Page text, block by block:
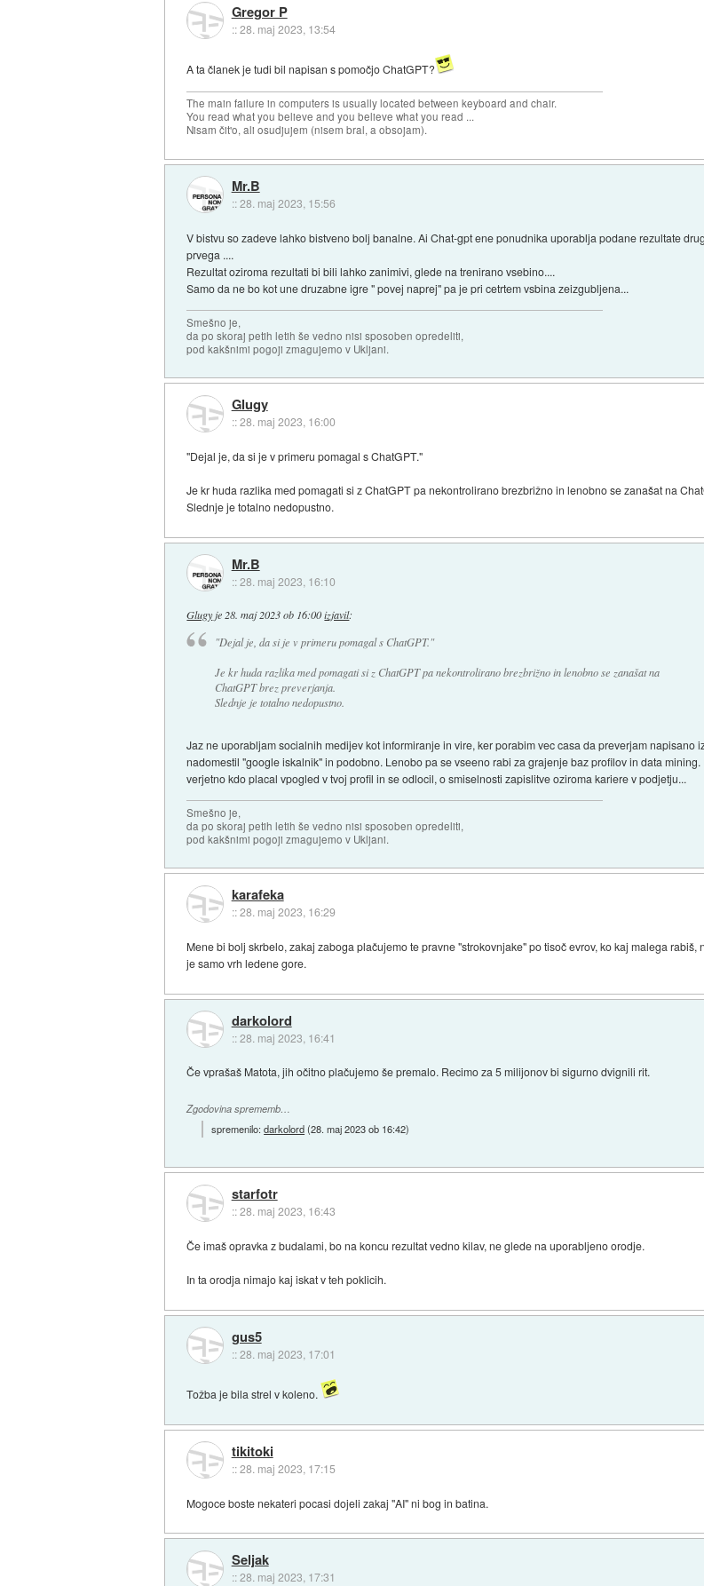
Gregor P
::28. maj 2023, 13:54
A ta članek je tudi bil napisan s pomočjo ChatGPT?
The main failure in computers is usually located between keyboard and chair.
You read what you believe and you believe what you read ...
Nisam čit'o, ali osudjujem (nisem bral, a obsojam).
Mr.B
::28. maj 2023, 15:56
V bistvu so zadeve lahko bistveno bolj banalne. Ai Chat-gpt ene ponudnika uporablja podane rezultate
prvega ....
Rezultat oziroma rezultati bi bili lahko zanimivi, glede na trenirano vsebino....
Samo da ne bo kot une druzabne igre " povej naprej" pa je pri cetrtem vsbina zeizgubljena...
Smešno je,
da po skoraj petih letih še vedno nisi sposoben opredeliti,
pod kakšnimi pogoji zmagujemo v Ukljani.
Glugy
::28. maj 2023, 16:00
"Dejal je, da si je v primeru pomagal s ChatGPT."
Je kr huda razlika med pomagati si z ChatGPT pa nekontrolirano brezbrižno in lenobno se zanašat na
Slednje je totalno nedopustno.
Mr.B
::28. maj 2023, 16:10
Glugyje28. maj 2023 ob 16:00 izjavil:
"Dejal je, da si je v primeru pomagal s ChatGPT."
Je kr huda razlika med pomagati si z ChatGPT pa nekontrolirano brezbrižno in lenobno se zanašat na
ChatGPT brez preverjanja.
Slednje je totalno nedopustno.
Jaz ne uporabljam socialnih medijev kot informiranje in vire, ker porabim vec casa da preverjam napisano
nadomestil "google iskalnik" in podobno. Lenobo pa se vseeno rabi za grajenje baz profilov in data
verjetno kdo placal vpogled v tvoj profil in se odlocil, o smiselnosti zapislitve oziroma kariere v podjetju...
Smešno je,
da po skoraj petih letih še vedno nisi sposoben opredeliti,
pod kakšnimi pogoji zmagujemo v Ukljani.
karafeka
::28. maj 2023, 16:29
Mene bi bolj skrbelo, zakaj zaboga plačujemo te pravne "strokovnjake" po tisoč evrov, ko kaj malega
je samo vrh ledene gore.
darkolord
::28. maj 2023, 16:41
Če vprašaš Matota, jih očitno plačujemo še premalo. Recimo za 5 milijonov bi sigurno dvignili rit.
Zgodovina sprememb…
spremenilo:darkolord(28. maj 2023 ob 16:42)
starfotr
::28. maj 2023, 16:43
Če imaš opravka z budalami, bo na koncu rezultat vedno kilav, ne glede na uporabljeno orodje.
In ta orodja nimajo kaj iskat v teh poklicih.
gus5
::28. maj 2023, 17:01
Tožba je bila strel v koleno.
tikitoki
::28. maj 2023, 17:15
Mogoce boste nekateri pocasi dojeli zakaj "AI" ni bog in batina.
Seljak
::28. maj 2023, 17:31